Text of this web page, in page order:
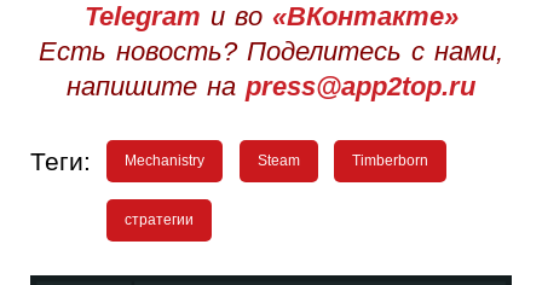
Telegram и во «ВКонтакте»
Есть новость? Поделитесь с нами,
напишите на press@app2top.ru
Теги: Mechanistry Steam Timberborn
стратегии